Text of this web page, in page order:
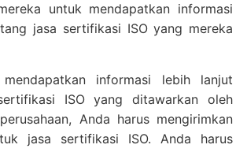
untuk mendapatkan informasi
jasa sertifikasi ISO yang mereka
informasi lebih lanjut
ISO yang ditawarkan oleh
Anda harus mengirimkan
jasa sertifikasi ISO. Anda harus